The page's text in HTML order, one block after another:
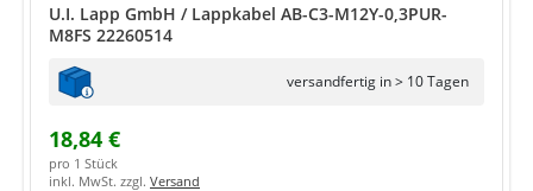
U.I. Lapp GmbH / Lappkabel AB-C3-M12Y-0,3PUR-
M8FS 22260514
versandfertig in > 10 Tagen
18,84 €
pro 1 Stück
inkl. MwSt. zzgl. Versand